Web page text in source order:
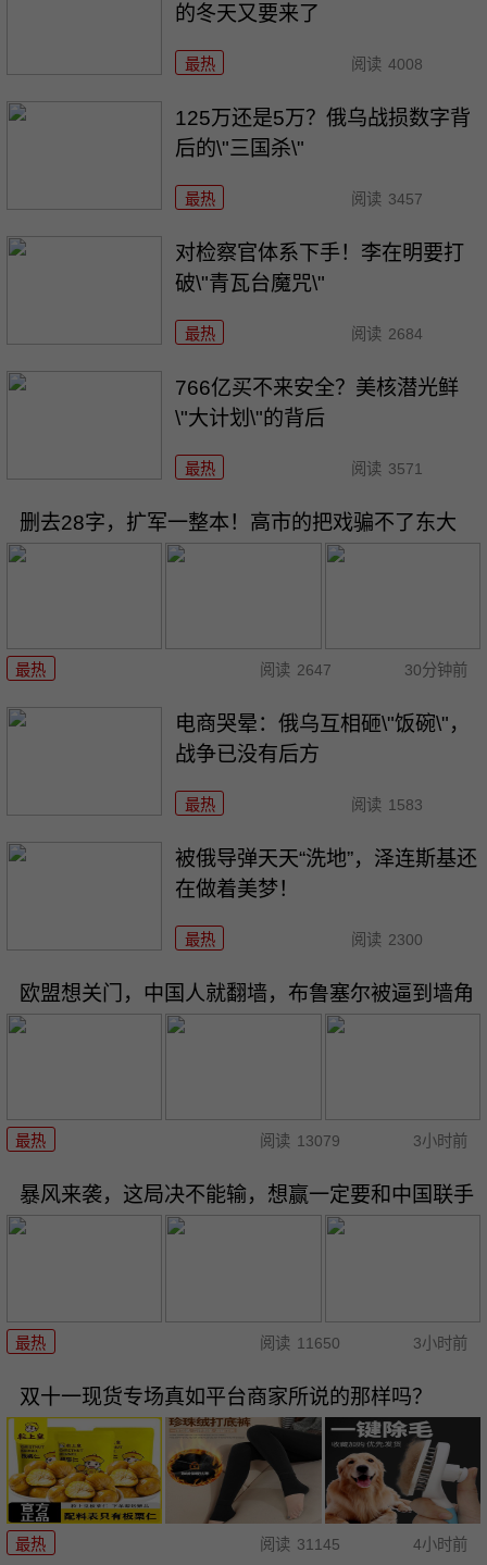
的冬天又要来了
最热 阅读 4008
125万还是5万？俄乌战损数字背
后的\"三国杀\"
最热 阅读 3457
对检察官体系下手！李在明要打
破\"青瓦台魔咒\"
最热 阅读 2684
766亿买不来安全？美核潜光鲜
\"大计划\"的背后
最热 阅读 3571
删去28字，扩军一整本！高市的把戏骗不了东大
最热 阅读 2647 30分钟前
电商哭晕：俄乌互相砸\"饭碗\"，
战争已没有后方
最热 阅读 1583
被俄导弹天天“洗地”，泽连斯基还
在做着美梦！
最热 阅读 2300
欧盟想关门，中国人就翻墙，布鲁塞尔被逼到墙角
最热 阅读 13079 3小时前
暴风来袭，这局决不能输，想赢一定要和中国联手
最热 阅读 11650 3小时前
双十一现货专场真如平台商家所说的那样吗？
最热 阅读 31145 4小时前